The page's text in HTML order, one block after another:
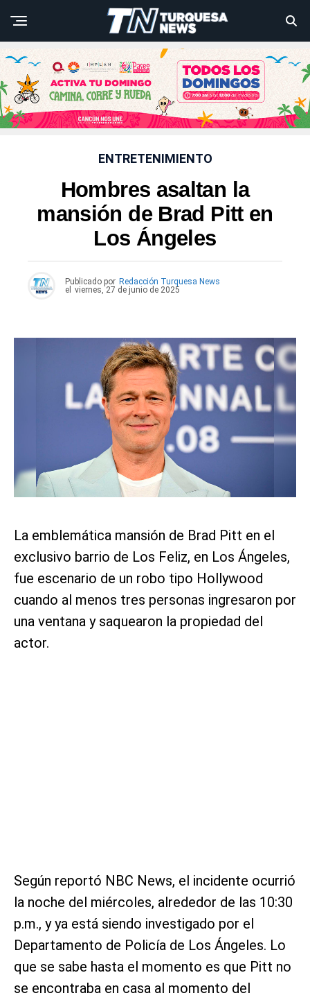
ENTRETENIMIENTO
Hombres asaltan la
mansión de Brad Pitt en
Los Ángeles
Publicado por Redacción Turquesa News
el viernes, 27 de junio de 2025
La emblemática mansión de Brad Pitt en el
exclusivo barrio de Los Feliz, en Los Ángeles,
fue escenario de un robo tipo Hollywood
cuando al menos tres personas ingresaron por
una ventana y saquearon la propiedad del
actor.
Según reportó NBC News, el incidente ocurrió
la noche del miércoles, alrededor de las 10:30
p.m., y ya está siendo investigado por el
Departamento de Policía de Los Ángeles. Lo
que se sabe hasta el momento es que Pitt no
se encontraba en casa al momento del